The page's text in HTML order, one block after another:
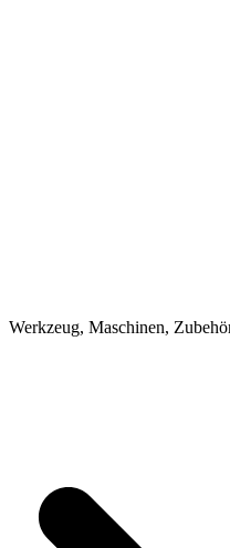
Werkzeug, Maschinen,